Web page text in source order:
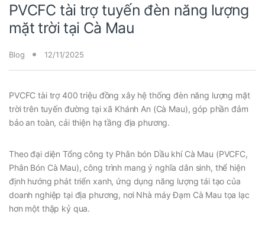
PVCFC tài trợ tuyến đèn năng lượng
mặt trời tại Cà Mau
Blog 12/11/2025
PVCFC tài trợ 400 triệu đồng xây hệ thống đèn năng lượng mặt
trời trên tuyến đường tại xã Khánh An (Cà Mau), góp phần đảm
bảo an toàn, cải thiện hạ tầng địa phương.
Theo đại diện Tổng công ty Phân bón Dầu khí Cà Mau (PVCFC,
Phân Bón Cà Mau), công trình mang ý nghĩa dân sinh, thể hiện
định hướng phát triển xanh, ứng dụng năng lượng tái tạo của
doanh nghiệp tại địa phương, nơi Nhà máy Đạm Cà Mau tọa lạc
hơn một thập kỷ qua.